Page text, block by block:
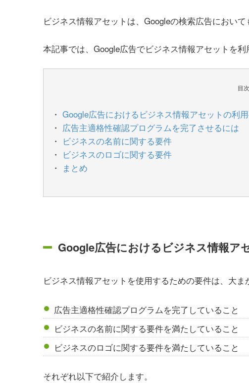
ビジネス情報アセットは、Googleの検索広告におい
本記事では、Google広告でビジネス情報アセットを利
目次
Google広告におけるビジネス情報アセットの利
広告主適格性確認プログラムを完了させるには
ビジネスの名前に関する要件
ビジネスのロゴに関する要件
まとめ
Google広告におけるビジネス情報ア
ビジネス情報アセットを使用するための要件は、大ま
広告主適格性確認プログラムを完了していること
ビジネスの名前に関する要件を満たしていること
ビジネスのロゴに関する要件を満たしていること
それぞれ以下で紹介します。